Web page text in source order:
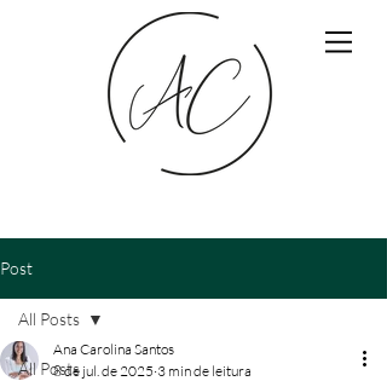
Post
All Posts
All Posts
Ana Carolina Santos
8 de jul. de 2025 3 min de leitura